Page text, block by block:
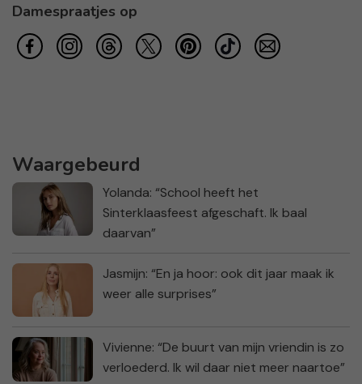
Damespraatjes op
Waargebeurd
Yolanda: “School heeft het
Sinterklaasfeest afgeschaft. Ik baal
daarvan”
Jasmijn: “En ja hoor: ook dit jaar maak ik
weer alle surprises”
Vivienne: “De buurt van mijn vriendin is zo
verloederd. Ik wil daar niet meer naartoe”